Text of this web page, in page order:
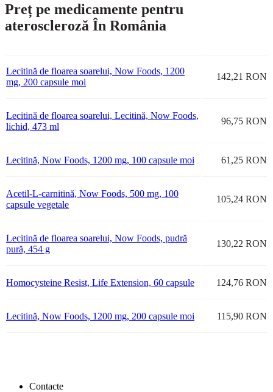
Preț pe medicamente pentru
ateroscleroză În România
Lecitină de floarea soarelui, Now Foods, 1200
mg, 200 capsule moi
142,21 RON
Lecitină de floarea soarelui, Lecitină, Now Foods,
lichid, 473 ml
96,75 RON
Lecitină, Now Foods, 1200 mg, 100 capsule moi 61,25 RON
Acetil-L-carnitină, Now Foods, 500 mg, 100
capsule vegetale
105,24 RON
Lecitină de floarea soarelui, Now Foods, pudră
pură, 454 g
130,22 RON
Homocysteine Resist, Life Extension, 60 capsule 124,76 RON
Lecitină, Now Foods, 1200 mg, 200 capsule moi 115,90 RON
Contacte